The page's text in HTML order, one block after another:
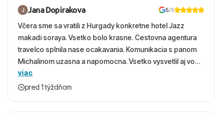
Jana Dopirakova 5/5
Včera sme sa vratili z Hurgady konkretne hotel Jazz
makadi soraya. Vsetko bolo krasne. Cestovna agentura
travelco splnila nase ocakavania. Komunikacia s panom
Michalinom uzasna a napomocna. Vsetko vysvetlil aj vo
vecernych hodinach zaco sa ospravedlnujem. Hotel
krasny, cisty. Sluzby top. Strava, prostredie, more,
viac
pred 1 týždňom